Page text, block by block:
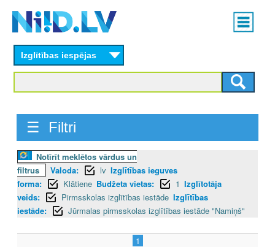
content
Main
menu
Izglītības iespējas
☰ Filtri
Notīrīt meklētos vārdus un
filtrus
Valoda: lv Izglītības ieguves
forma:
Klātiene Budžeta vietas: 1 Izglītotāja
veids:
Pirmsskolas izglītības iestāde Izglītības
iestāde:
Jūrmalas pirmsskolas izglītības iestāde "Namiņš"
1